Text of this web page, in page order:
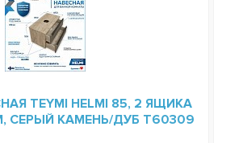
TEYMI HELMI 85, 2 ЯЩИКА
СЕРЫЙ КАМЕНЬ/ДУБ T60309